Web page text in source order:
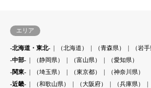
エリア
-北海道・東北- （北海道） （青森県）
（岩手
-中部-
（静岡県） （富山県）
（愛知県）
-関東-
（埼玉県） （東京都）
（神奈川県）
-近畿-
（和歌山県） （大阪府） （兵庫県）